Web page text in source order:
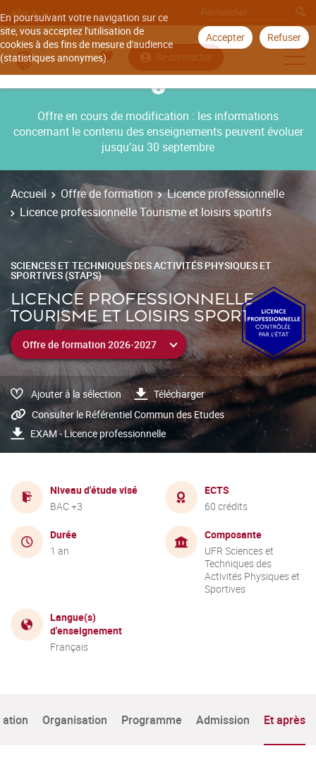
En poursuivant votre navigation sur ce
site, vous acceptez l'utilisation de
cookies à des fins de mesure d'audience
(statistiques anonymes).
Accepter Refuser
Aller à
Se connecter
Offre en cours de modification : les informations
concernant le contenu des enseignements peuvent évoluer
jusqu’au 30 septembre
Accueil Offre de formation
Licence professionnelle
Licence professionnelle Tourisme et loisirs sportifs
SCIENCES ET TECHNIQUES DES ACTIVITÉS PHYSIQUES ET
SPORTIVES (STAPS)
LICENCE PROFESSIONNELLE
TOURISME ET LOISIRS SPORTIFS
Ajouter à la sélection
Télécharger
Consulter le Référentiel Commun des Etudes
EXAM - Licence professionnelle
Niveau d'étude visé
BAC +3
ECTS
60 crédits
Durée
1 an
Composante
UFR Sciences et
Techniques des
Activités Physiques et
Sportives
Langue(s)
d'enseignement
Français
Organisation Programme Admission Et après